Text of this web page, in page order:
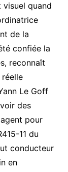
quand
de la
confiée la
reconnaît
Le Goff
des
pour
11 du
conducteur
en